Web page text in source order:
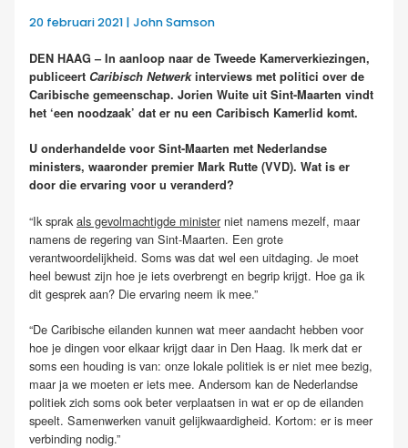
20 februari 2021 | John Samson
DEN HAAG – In aanloop naar de Tweede Kamerverkiezingen,
publiceert Caribisch Netwerkinterviews met politici over de
Caribische gemeenschap. Jorien Wuite uit Sint-Maarten vindt
het ‘een noodzaak’ dat er nu een Caribisch Kamerlid komt.
U onderhandelde voor Sint-Maarten met Nederlandse
ministers, waaronder premier Mark Rutte (VVD). Wat is er
door die ervaring voor u veranderd?
“Ik sprak als gevolmachtigde minister niet namens mezelf, maar
namens de regering van Sint-Maarten. Een grote
verantwoordelijkheid. Soms was dat wel een uitdaging. Je moet
heel bewust zijn hoe je iets overbrengt en begrip krijgt. Hoe ga ik
dit gesprek aan? Die ervaring neem ik mee.”
“De Caribische eilanden kunnen wat meer aandacht hebben voor
hoe je dingen voor elkaar krijgt daar in Den Haag. Ik merk dat er
soms een houding is van: onze lokale politiek is er niet mee bezig,
maar ja we moeten er iets mee. Andersom kan de Nederlandse
politiek zich soms ook beter verplaatsen in wat er op de eilanden
speelt. Samenwerken vanuit gelijkwaardigheid. Kortom: er is meer
verbinding nodig.”